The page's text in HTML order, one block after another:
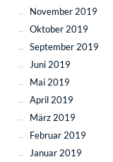
November 2019
Oktober 2019
September 2019
Juni 2019
Mai 2019
April 2019
März 2019
Februar 2019
Januar 2019